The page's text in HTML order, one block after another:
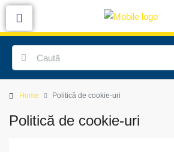
Home Politică de cookie-uri
Politică de cookie-uri